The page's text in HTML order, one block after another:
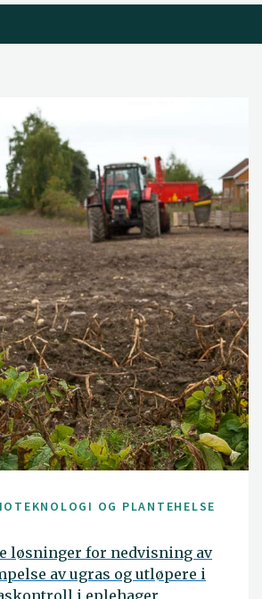
OG PLANTEHELSE
løsninger for nedvisning av
av ugras og utløpere i
i eplehager